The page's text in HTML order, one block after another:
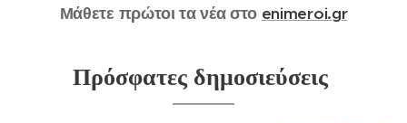
Μάθετε πρώτοι τα νέα στο enimeroi.gr
Πρόσφατες δημοσιεύσεις